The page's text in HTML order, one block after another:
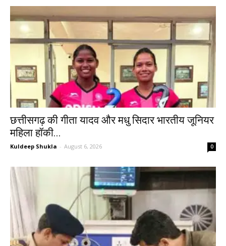
छत्तीसगढ़ की गीता यादव और मधु सिदार भारतीय जूनियर
महिला हॉकी...
Kuldeep Shukla - August 6, 2026 0